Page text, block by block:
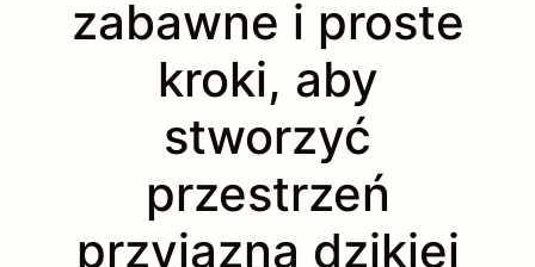
zabawne i proste
kroki, aby
stworzyć
przestrzeń
przyjazną dzikiej